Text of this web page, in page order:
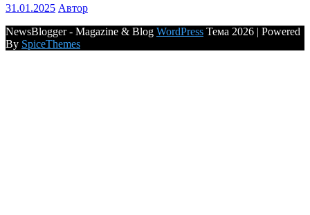
31.01.2025 Автор
NewsBlogger - Magazine & Blog WordPress Тема 2026 | Powered
By SpiceThemes